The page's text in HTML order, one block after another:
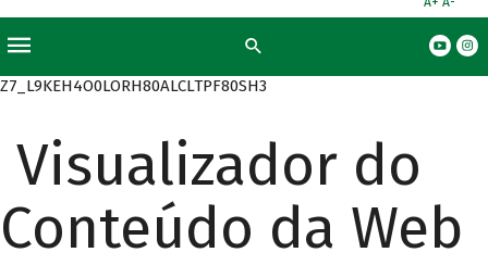
Z7_L9KEH4O0LORH80ALCLTPF80SH3
Visualizador do
Conteúdo da Web